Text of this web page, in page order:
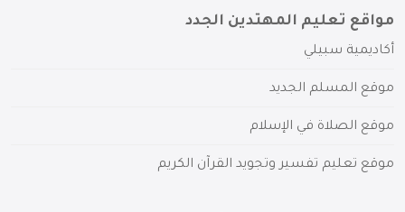
مواقع تعليم المهتدين الجدد
أكاديمية سبيلي
موقع المسلم الجديد
موقع الصلاة في الإسلام
موقع تعليم تفسير وتجويد القرآن الكريم